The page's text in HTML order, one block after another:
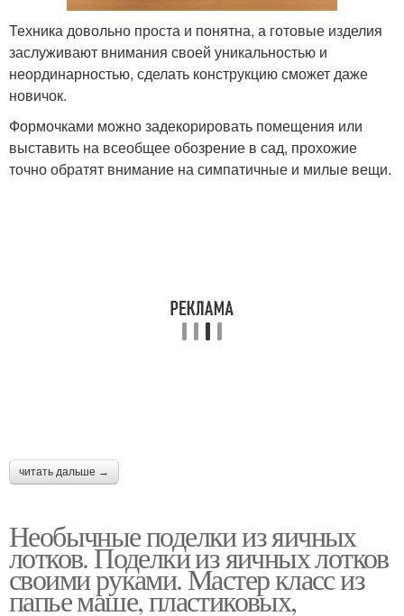
Техника довольно проста и понятна, а готовые изделия
заслуживают внимания своей уникальностью и
неординарностью, сделать конструкцию сможет даже
новичок.
Формочками можно задекорировать помещения или
выставить на всеобщее обозрение в сад, прохожие
точно обратят внимание на симпатичные и милые вещи.
читать дальше →
Необычные поделки из яичных
лотков. Поделки из яичных лотков
своими руками. Мастер класс из
папье маше, пластиковых,